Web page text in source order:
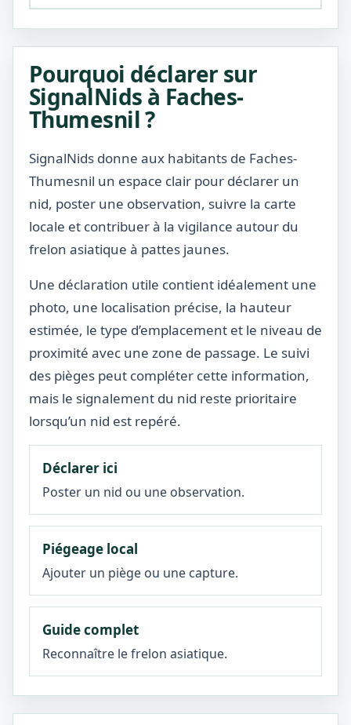
Pourquoi déclarer sur
SignalNids à Faches-
Thumesnil ?
SignalNids donne aux habitants de Faches-
Thumesnil un espace clair pour déclarer un
nid, poster une observation, suivre la carte
locale et contribuer à la vigilance autour du
frelon asiatique à pattes jaunes.
Une déclaration utile contient idéalement une
photo, une localisation précise, la hauteur
estimée, le type d’emplacement et le niveau de
proximité avec une zone de passage. Le suivi
des pièges peut compléter cette information,
mais le signalement du nid reste prioritaire
lorsqu’un nid est repéré.
Déclarer ici
Poster un nid ou une observation.
Piégeage local
Ajouter un piège ou une capture.
Guide complet
Reconnaître le frelon asiatique.